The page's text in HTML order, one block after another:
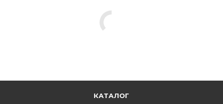
КАТАЛОГ